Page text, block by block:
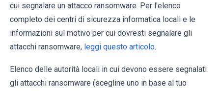
cui segnalare un attacco ransomware. Per l'elenco
completo dei centri di sicurezza informatica locali e le
informazioni sul motivo per cui dovresti segnalare gli
attacchi ransomware, leggi questo articolo.
Elenco delle autorità locali in cui devono essere segnalati
gli attacchi ransomware (scegline uno in base al tuo